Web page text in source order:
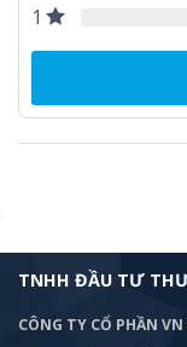
1
TNHH ĐẦU TƯ
CÔNG TY CỔ PHẦN